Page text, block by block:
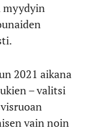
myydyin
2021 aikana
– valitsi
vain noin